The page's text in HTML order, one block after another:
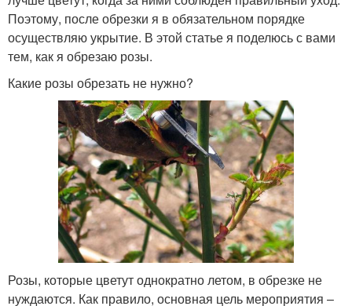
Поэтому, после обрезки я в обязательном порядке
осуществляю укрытие. В этой статье я поделюсь с вами
тем, как я обрезаю розы.
Какие розы обрезать не нужно?
Розы, которые цветут однократно летом, в обрезке не
нуждаются. Как правило, основная цель мероприятия –